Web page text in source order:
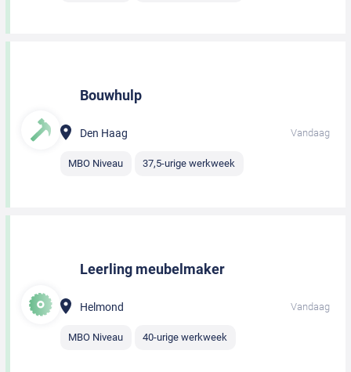
Bouwhulp
Den Haag Vandaag
MBO Niveau 37,5-urige werkweek
Leerling meubelmaker
Helmond Vandaag
MBO Niveau 40-urige werkweek